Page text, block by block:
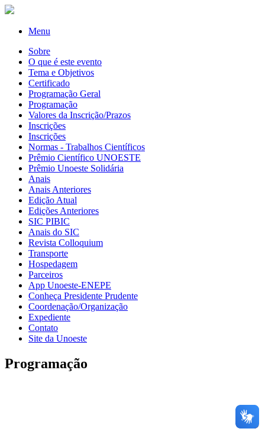
Menu
Sobre
O que é este evento
Tema e Objetivos
Certificado
Programação Geral
Programação
Valores da Inscrição/Prazos
Inscrições
Inscrições
Normas - Trabalhos Científicos
Prêmio Científico UNOESTE
Prêmio Unoeste Solidária
Anais
Anais Anteriores
Edição Atual
Edições Anteriores
SIC PIBIC
Anais do SIC
Revista Colloquium
Transporte
Hospedagem
Parceiros
App Unoeste-ENEPE
Conheça Presidente Prudente
Coordenação/Organização
Expediente
Contato
Site da Unoeste
Programação